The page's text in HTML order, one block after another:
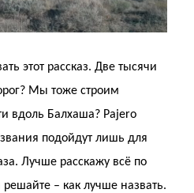
этот рассказ. Две тысячи
Мы тоже строим
вдоль Балхаша? Pajero
подойдут лишь для
Лучше расскажу всё по
– как лучше назвать.